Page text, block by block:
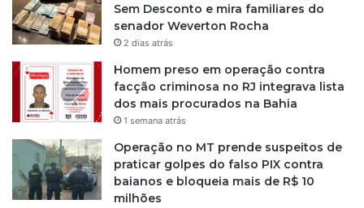
Sem Desconto e mira familiares do
senador Weverton Rocha
2 dias atrás
Homem preso em operação contra
facção criminosa no RJ integrava lista
dos mais procurados na Bahia
1 semana atrás
Operação no MT prende suspeitos de
praticar golpes do falso PIX contra
baianos e bloqueia mais de R$ 10
milhões